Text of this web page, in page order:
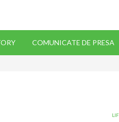
COMUNICATE DE PRESA